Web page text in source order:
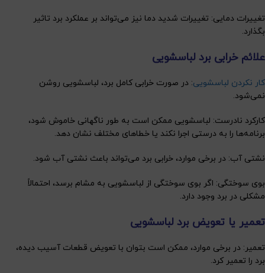
تغییرات دمایی: تغییرات شدید دما نیز می‌تواند بر عملکرد برد تاثیر
بگذارد.
علائم خرابی برد لباسشویی
کار نکردن لباسشویی: در صورت خرابی کامل برد، لباسشویی روشن
نمی‌شود.
کارکرد نادرست: لباسشویی ممکن است به طور ناگهانی خاموش شود،
برنامه‌ها را به درستی اجرا نکند یا خطاهای مختلف نشان دهد.
نشتی آب: در برخی موارد، خرابی برد می‌تواند باعث نشتی آب شود.
بوی سوختگی: اگر بوی سوختگی از لباسشویی به مشام برسد، احتمالاً
مشکلی در برد وجود دارد.
تعمیر یا تعویض برد لباسشویی
تعمیر: در برخی موارد، ممکن است بتوان با تعویض قطعات آسیب دیده،
برد را تعمیر کرد.